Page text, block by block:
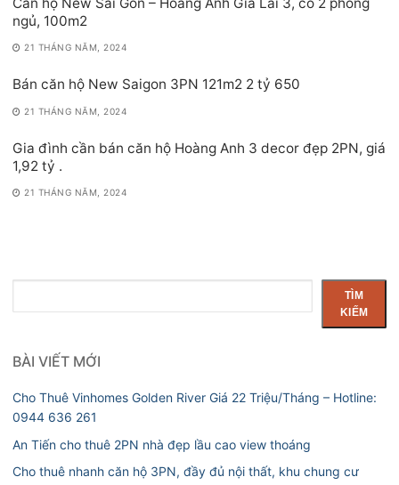
ngủ, 100m2
21 THÁNG NĂM, 2024
Bán căn hộ New Saigon 3PN 121m2 2 tỷ 650
21 THÁNG NĂM, 2024
Gia đình cần bán căn hộ Hoàng Anh 3 decor đẹp 2PN, giá
1,92 tỷ .
21 THÁNG NĂM, 2024
kiếm
TÌM
KIẾM
BÀI VIẾT MỚI
Cho Thuê Vinhomes Golden River Giá 22 Triệu/Tháng – Hotline:
0944 636 261
An Tiến cho thuê 2PN nhà đẹp lầu cao view thoáng
Cho thuê nhanh căn hộ 3PN, đầy đủ nội thất, khu chung cư